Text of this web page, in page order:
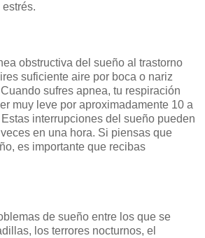
obstructiva del sueño al trastorno
suficiente aire por boca o nariz
sufres apnea, tu respiración
muy leve por aproximadamente 10 a
interrupciones del sueño pueden
en una hora. Si piensas que
es importante que recibas
de sueño entre los que se
los terrores nocturnos, el